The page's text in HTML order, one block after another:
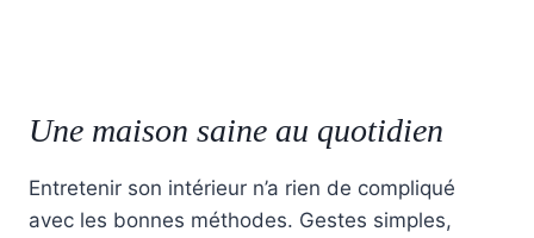
Une maison saine au quotidien
Entretenir son intérieur n’a rien de compliqué
avec les bonnes méthodes. Gestes simples,